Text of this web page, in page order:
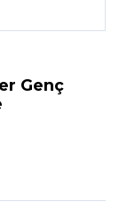
Genç